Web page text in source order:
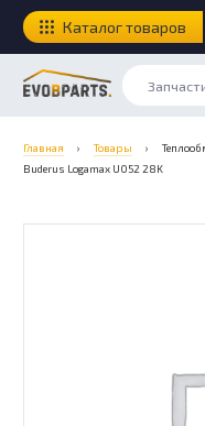
Каталог товаров
Главная › Товары ›
Buderus Logamax U052 28K